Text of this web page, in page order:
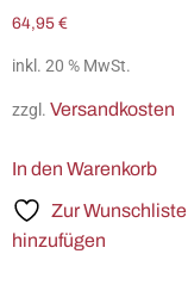
64,95 €
inkl. 20 % MwSt.
zzgl. Versandkosten
In den Warenkorb
Zur Wunschliste
hinzufügen